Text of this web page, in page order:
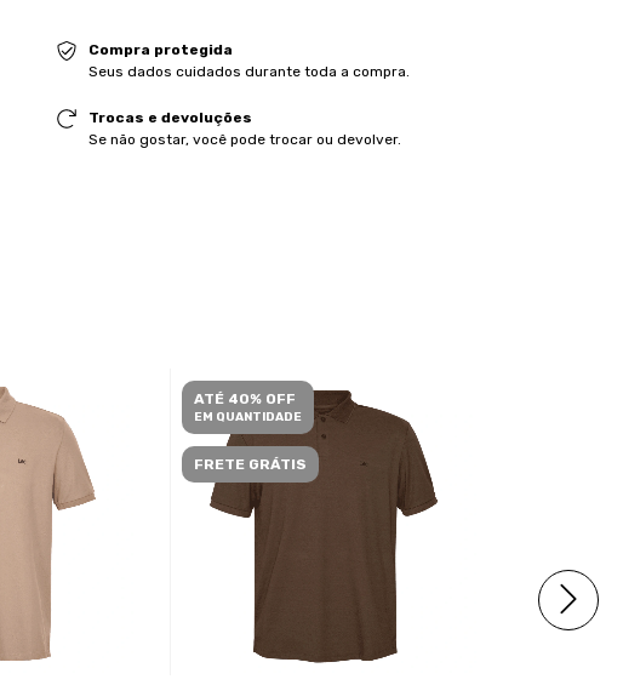
Compra protegida
Seus dados cuidados durante toda a compra.
Trocas e devoluções
Se não gostar, você pode trocar ou devolver.
ATÉ 40% OFF
EM QUANTIDADE
FRETE GRÁTIS